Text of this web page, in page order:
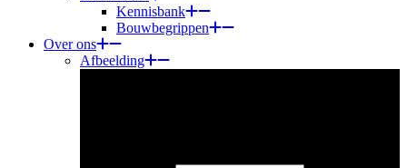
Kennisbank
Bouwbegrippen
Over ons
Afbeelding